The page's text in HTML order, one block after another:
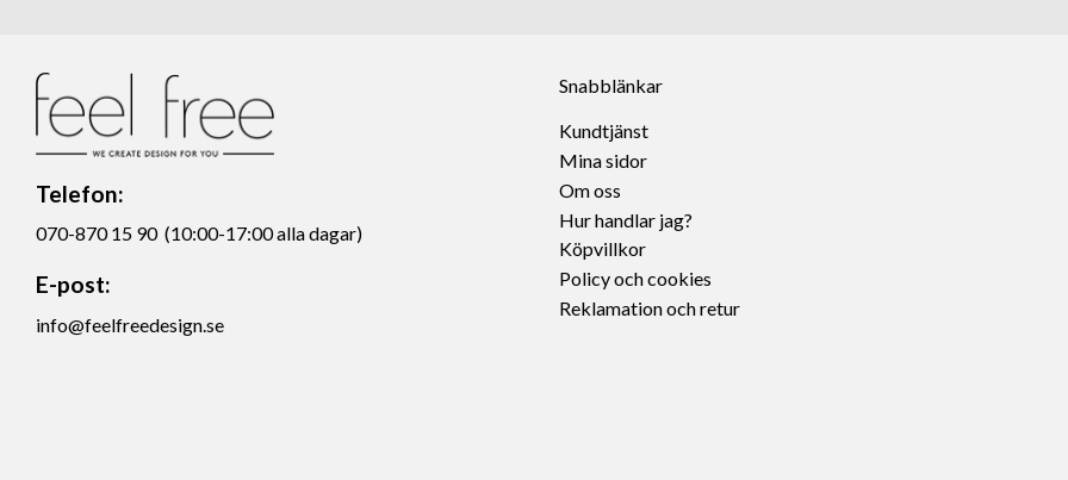
Telefon:
070-870 15 90 (10:00-17:00 alla dagar)
E-post:
info@feelfreedesign.se
Snabblänkar
Kundtjänst
Mina sidor
Om oss
Hur handlar jag?
Köpvillkor
Policy och cookies
Reklamation och retur